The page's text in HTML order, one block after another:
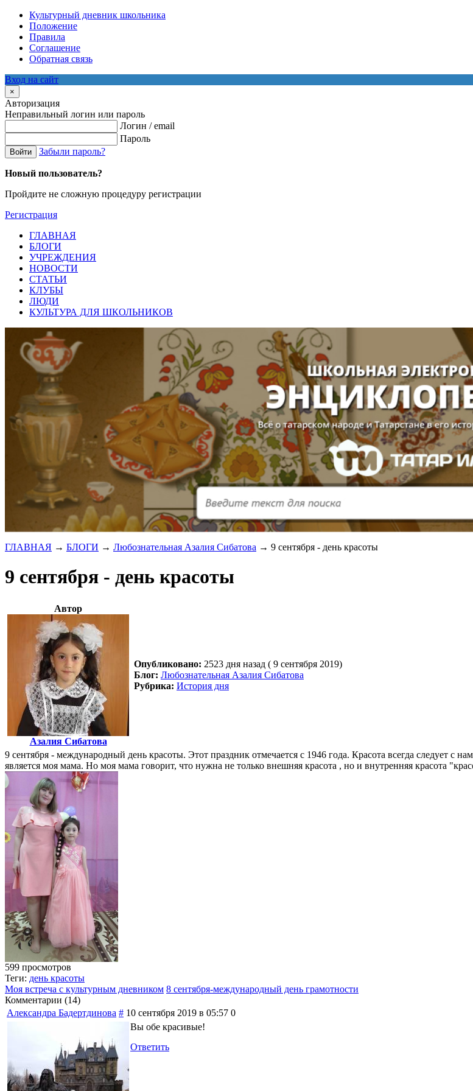
Культурный дневник школьника
Положение
Правила
Соглашение
Обратная связь
Вход на сайт
×
Авторизация
Неправильный логин или пароль
Логин / email
Пароль
Войти Забыли пароль?
Новый пользователь?
Пройдите не сложную процедуру регистрации
Регистрация
ГЛАВНАЯ
БЛОГИ
УЧРЕЖДЕНИЯ
НОВОСТИ
СТАТЬИ
КЛУБЫ
ЛЮДИ
КУЛЬТУРА ДЛЯ ШКОЛЬНИКОВ
ГЛАВНАЯ → БЛОГИ → Любознательная Азалия Сибатова → 9 сентября - день красоты
9 сентября - день красоты
Автор
Азалия Сибатова
Опубликовано: 2523 дня назад ( 9 сентября 2019)
Блог: Любознательная Азалия Сибатова
Рубрика: История дня
9 сентября - международный день красоты. Этот праздник отмечается с 1946 года. Красота всегда следует с
является моя мама. Но моя мама говорит, что нужна не только внешняя красота , но и внутренняя красота
599 просмотров
Теги: день красоты
Моя встреча с культурным дневником 8 сентября-международный день грамотности
Комментарии (14)
Александра Бадертдинова # 10 сентября 2019 в 05:57 0
Вы обе красивые!
Ответить